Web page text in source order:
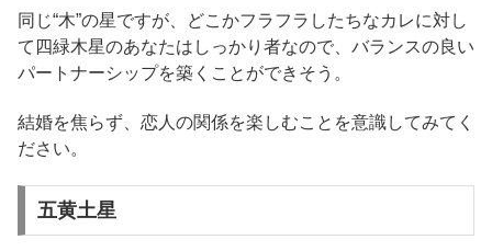
同じ“木”の星ですが、どこかフラフラしたちなカレに対し
て四緑木星のあなたはしっかり者なので、バランスの良い
パートナーシップを築くことができそう。
結婚を焦らず、恋人の関係を楽しむことを意識してみてく
ださい。
五黄土星